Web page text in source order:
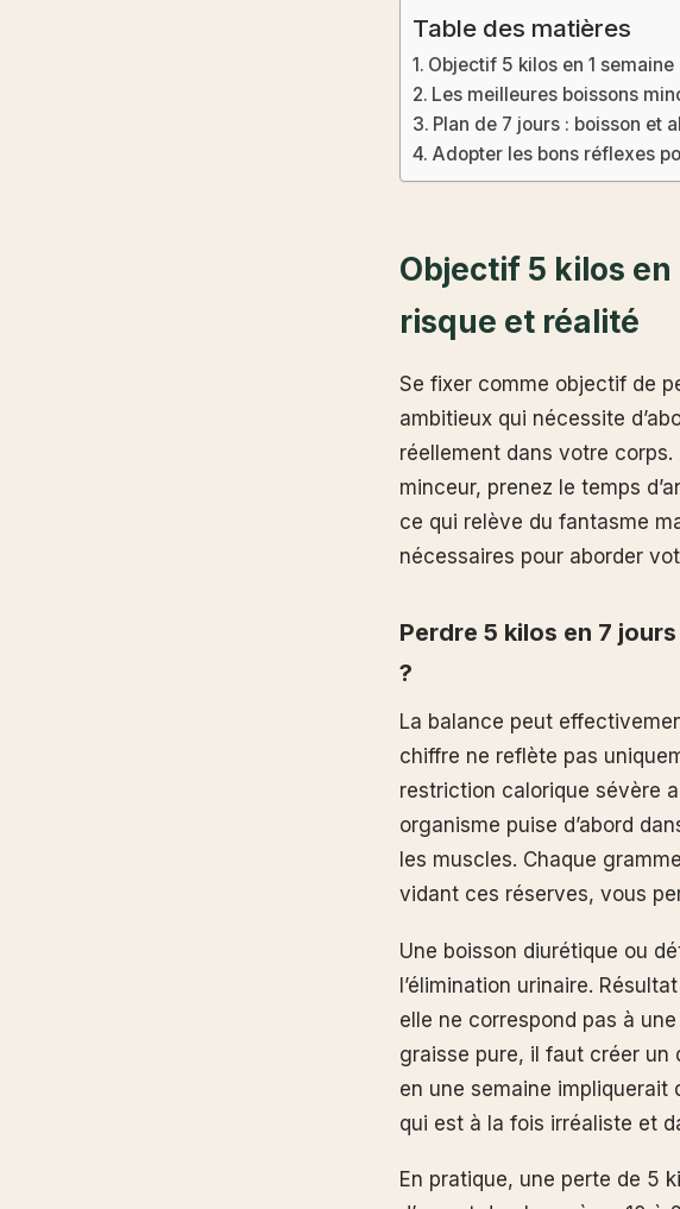
Table des matières
Objectif 5 kilos en 1
Les meilleures boissons
Plan de 7 jours : boisson et
Adopter les bons réflexes
Objectif 5 kilos
risque et réalité
Se fixer comme objectif de
ambitieux qui nécessite
réellement dans votre
minceur, prenez le temps
ce qui relève du fantasme
nécessaires pour aborder
Perdre 5 kilos en 7
?
La balance peut
chiffre ne reflète pas
restriction calorique sévère
organisme puise d’abord
les muscles. Chaque
vidant ces réserves, vous
Une boisson diurétique ou
l’élimination urinaire.
elle ne correspond pas à
graisse pure, il faut créer un
en une semaine
qui est à la fois irréaliste et
En pratique, une perte de 5